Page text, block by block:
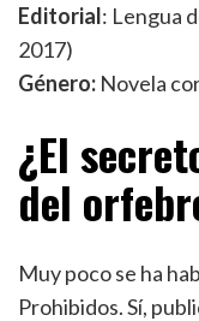
Editorial: Lengua
2017)
Género: Novela
¿El
del
Muy poco se ha
Prohibidos. Sí,